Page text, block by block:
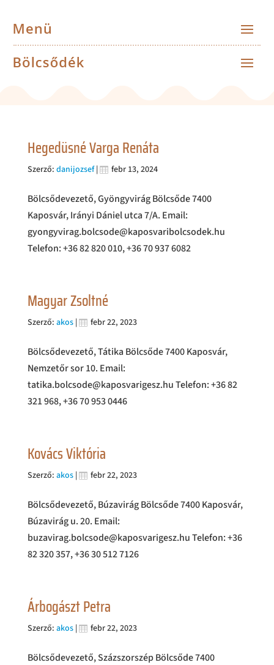
Hegedüsné Varga Renáta
Szerző: danijozsef| febr 13, 2024
Bölcsődevezető, Gyöngyvirág Bölcsőde 7400
Kaposvár, Irányi Dániel utca 7/A. Email:
gyongyvirag.bolcsode@kaposvaribolcsodek.hu
Telefon: +36 82 820 010, +36 70 937 6082
Magyar Zsoltné
Szerző: akos| febr 22, 2023
Bölcsődevezető, Tátika Bölcsőde 7400 Kaposvár,
Nemzetőr sor 10. Email:
tatika.bolcsode@kaposvarigesz.hu Telefon: +36 82
321 968, +36 70 953 0446
Kovács Viktória
Szerző: akos| febr 22, 2023
Bölcsődevezető, Búzavirág Bölcsőde 7400 Kaposvár,
Búzavirág u. 20. Email:
buzavirag.bolcsode@kaposvarigesz.hu​ Telefon: +36
82 320 357, +36 30 512 7126
Árbogászt Petra
Szerző: akos| febr 22, 2023
Bölcsődevezető, Százszorszép Bölcsőde 7400